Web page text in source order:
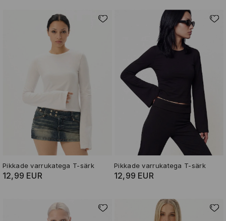
Pikkade varrukatega T-särk
12,99 EUR
Pikkade varrukatega T-särk
12,99 EUR